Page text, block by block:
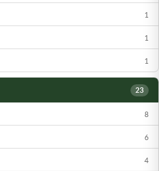
1
1
1
23
8
6
4